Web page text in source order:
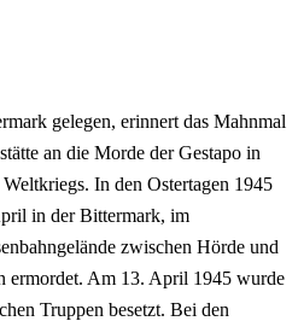
gelegen, erinnert das Mahnmal
an die Morde der Gestapo in
In den Ostertagen 1945
in der Bittermark, im
zwischen Hörde und
ermordet. Am 13. April 1945 wurde
Truppen besetzt. Bei den